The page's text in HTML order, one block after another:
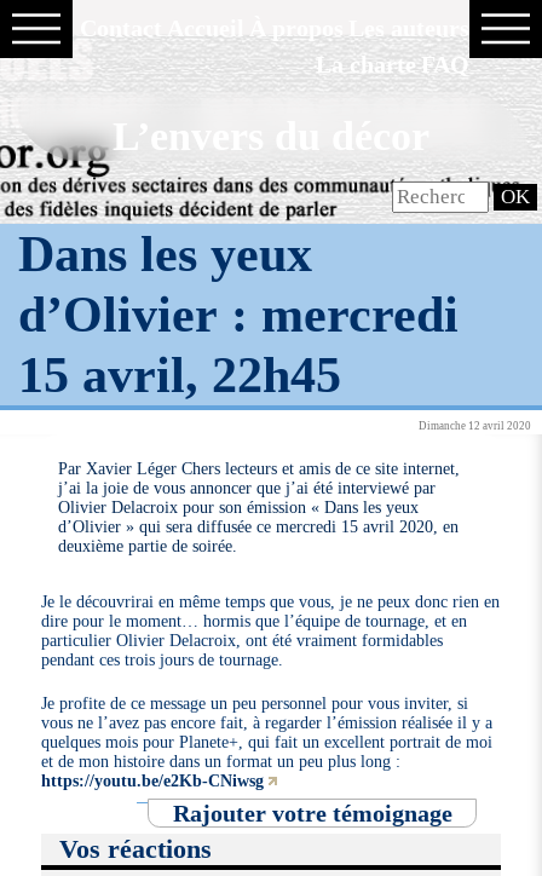
La charte FAQ
L’envers du décor
Dans les yeux
d’Olivier : mercredi
15 avril, 22h45
Dimanche 12 avril 2020
Par Xavier Léger Chers lecteurs et amis de ce site internet,
j’ai la joie de vous annoncer que j’ai été interviewé par
Olivier Delacroix pour son émission « Dans les yeux
d’Olivier » qui sera diffusée ce mercredi 15 avril 2020, en
deuxième partie de soirée.
Je le découvrirai en même temps que vous, je ne peux donc rien en
dire pour le moment… hormis que l’équipe de tournage, et en
particulier Olivier Delacroix, ont été vraiment formidables
pendant ces trois jours de tournage.
Je profite de ce message un peu personnel pour vous inviter, si
vous ne l’avez pas encore fait, à regarder l’émission réalisée il y a
quelques mois pour Planete+, qui fait un excellent portrait de moi
et de mon histoire dans un format un peu plus long :
https://youtu.be/e2Kb-CNiwsg
Rajouter votre témoignage
Vos réactions